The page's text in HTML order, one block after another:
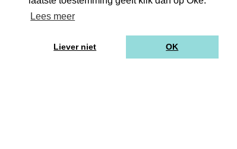
Lees meer
Liever niet OK
zelfstandig
Regenboog
KEES.
Saan zal KEES
ontwikkelingen